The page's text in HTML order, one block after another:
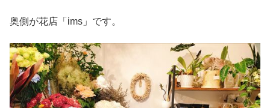
奥側が花店「ims」です。